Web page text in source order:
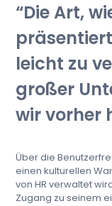
Die Art,
leicht zu
großer
wir vorher
Über die
einen kulturellen
von HR verwaltet
Zugang zu seinem